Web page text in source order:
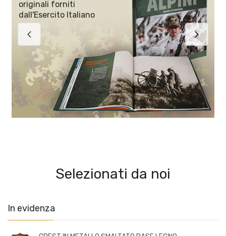
originali forniti
dall'Esercito Italiano
Selezionati da noi
In evidenza